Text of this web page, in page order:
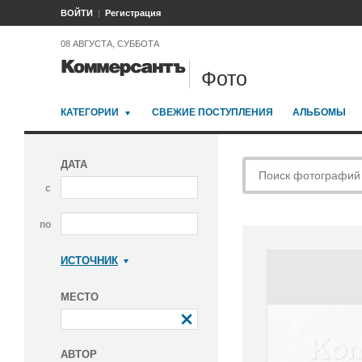
ВОЙТИ Регистрация
08 АВГУСТА, СУББОТА
Фото
КАТЕГОРИИ СВЕЖИЕ ПОСТУПЛЕНИЯ АЛЬБОМЫ
ДАТА
с
по
ИСТОЧНИК
МЕСТО
АВТОР